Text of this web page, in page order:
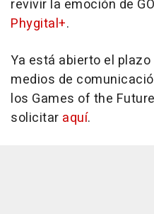
revivir la emoción de
Phygital+.
Ya está abierto el
medios de
los Games of the
solicitar aquí.